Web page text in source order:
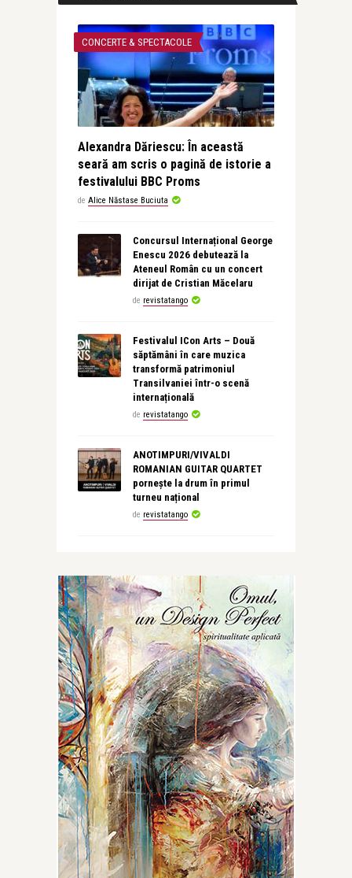
CONCERTE & SPECTACOLE
Alexandra Dăriescu: În această
seară am scris o pagină de istorie a
festivalului BBC Proms
de Alice Năstase Buciuta
Concursul Internațional George
Enescu 2026 debutează la
Ateneul Român cu un concert
dirijat de Cristian Măcelaru
de revistatango
Festivalul ICon Arts – Două
săptămâni în care muzica
transformă patrimoniul
Transilvaniei într-o scenă
internațională
de revistatango
ANOTIMPURI/VIVALDI
ROMANIAN GUITAR QUARTET
pornește la drum în primul
turneu național
de revistatango